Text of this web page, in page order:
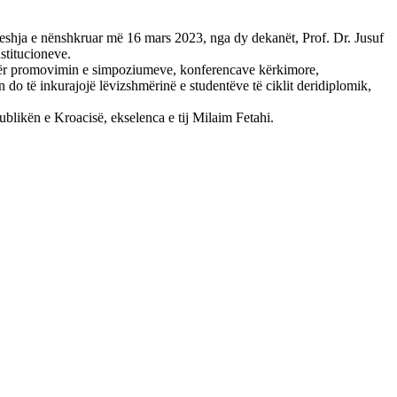
e nënshkruar më 16 mars 2023, nga dy dekanët, Prof. Dr. Jusuf
promovimin e simpoziumeve, konferencave kërkimore,
të inkurajojë lëvizshmërinë e studentëve të ciklit deridiplomik,
e Kroacisë, ekselenca e tij Milaim Fetahi.